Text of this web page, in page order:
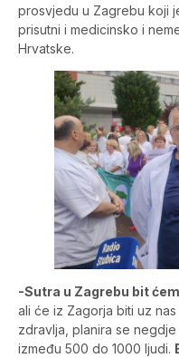
prosvjedu u Zagrebu koji
prisutni i medicinsko i
Hrvatske.
-Sutra u Zagrebu bit
ali će iz Zagorja biti uz
zdravlja, planira se
između 500 do 1000 ljudi.